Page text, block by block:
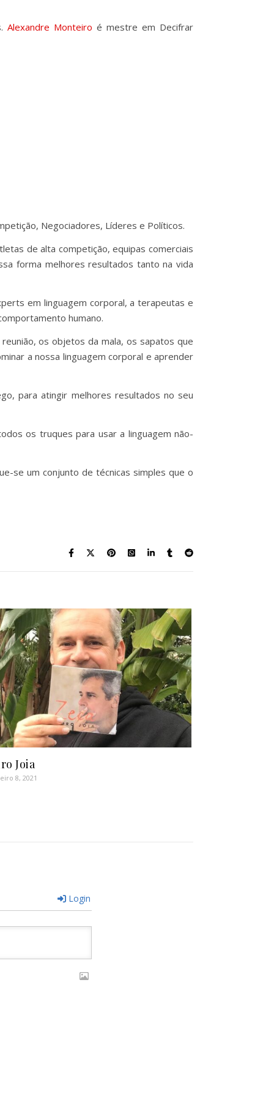
Alexandre Monteiro é mestre em Decifrar
Negociadores, Líderes e Políticos.
de alta competição, equipas comerciais
forma melhores resultados tanto na vida
em linguagem corporal, a terapeutas e
humano.
os objetos da mala, os sapatos que
a nossa linguagem corporal e aprender
para atingir melhores resultados no seu
os truques para usar a linguagem não-
se um conjunto de técnicas simples que o
Joia
8, 2021
Login